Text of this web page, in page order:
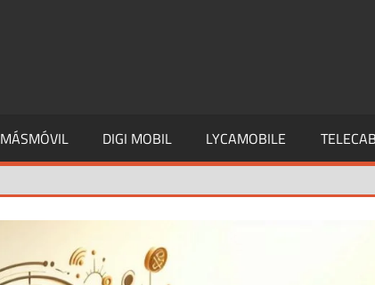
MÁSMÓVIL DIGI MOBIL LYCAMOBILE